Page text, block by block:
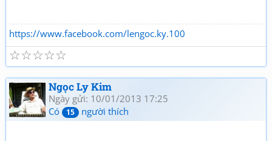
https://www.facebook.com/lengoc.ky.100
☆
☆
☆
☆
☆
Ngọc Ly Kim
Ngày gửi: 10/01/2013 17:25
Có
15 người thích